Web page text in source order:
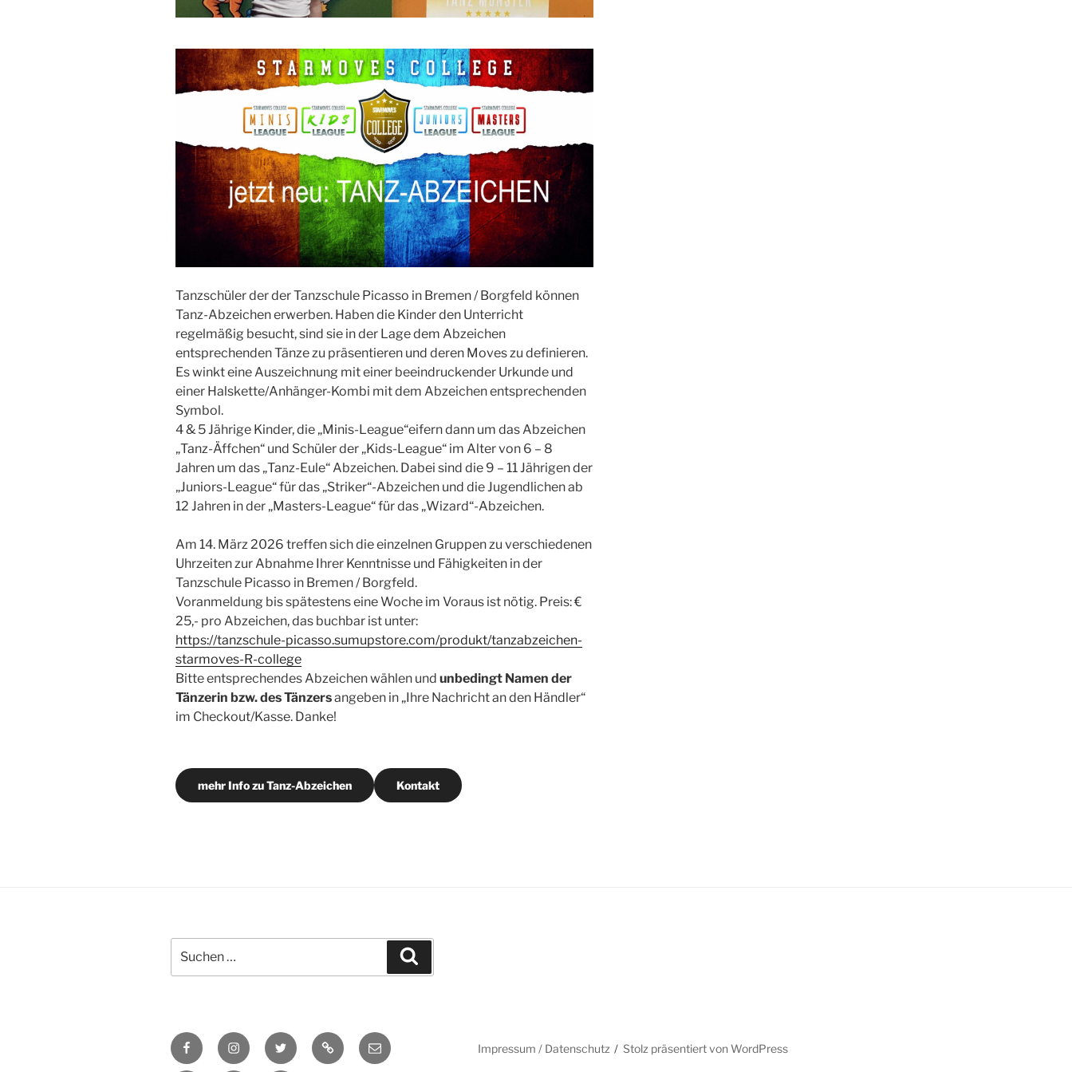
Tanzschüler der der Tanzschule Picasso in Bremen / Borgfeld können
Tanz-Abzeichen erwerben. Haben die Kinder den Unterricht
regelmäßig besucht, sind sie in der Lage dem Abzeichen
entsprechenden Tänze zu präsentieren und deren Moves zu definieren.
Es winkt eine Auszeichnung mit einer beeindruckender Urkunde und
einer Halskette/Anhänger-Kombi mit dem Abzeichen entsprechenden
Symbol.
4 & 5 Jährige Kinder, die „Minis-League“eifern dann um das Abzeichen
„Tanz-Äffchen“ und Schüler der „Kids-League“ im Alter von 6 – 8
Jahren um das „Tanz-Eule“ Abzeichen. Dabei sind die 9 – 11 Jährigen der
„Juniors-League“ für das „Striker“-Abzeichen und die Jugendlichen ab
12 Jahren in der „Masters-League“ für das „Wizard“-Abzeichen.
Am 14. März 2026 treffen sich die einzelnen Gruppen zu verschiedenen
Uhrzeiten zur Abnahme Ihrer Kenntnisse und Fähigkeiten in der
Tanzschule Picasso in Bremen / Borgfeld.
Voranmeldung bis spätestens eine Woche im Voraus ist nötig. Preis: €
25,- pro Abzeichen, das buchbar ist unter:
https://tanzschule-picasso.sumupstore.com/produkt/tanzabzeichen-
starmoves-R-college
Bitte entsprechendes Abzeichen wählen und unbedingt Namen der
Tänzerin bzw. des Tänzersangeben in „Ihre Nachricht an den Händler“
im Checkout/Kasse. Danke!
mehr Info zu Tanz-Abzeichen Kontakt
nach:
FacebookInstagramTwitter TikTok E-
Mail
Impressum / Datenschutz Stolz präsentiert von WordPress